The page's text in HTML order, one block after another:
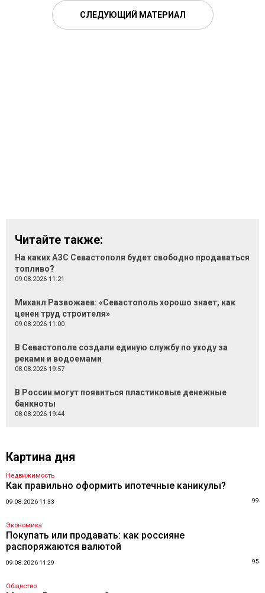
СЛЕДУЮЩИЙ МАТЕРИАЛ
Читайте также:
На каких АЗС Севастополя будет свободно продаваться
топливо?
09.08.2026 11:21
Михаил Развожаев: «Севастополь хорошо знает, как
ценен труд строителя»
09.08.2026 11:00
В Севастополе создали единую службу по уходу за
реками и водоемами
08.08.2026 19:57
В России могут появиться пластиковые денежные
банкноты
08.08.2026 19:44
Картина дня
Недвижимость
Как правильно оформить ипотечные каникулы?
09.08.2026 11:33 99
Экономика
Покупать или продавать: как россияне
распоряжаются валютой
09.08.2026 11:29 95
Общество